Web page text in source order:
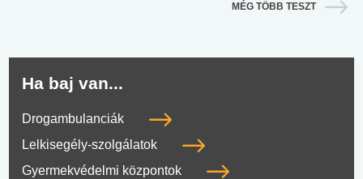
MÉG TÖBB TESZT
Ha baj van...
Drogambulanciák
Lelkisegély-szolgálatok
Gyermekvédelmi központok